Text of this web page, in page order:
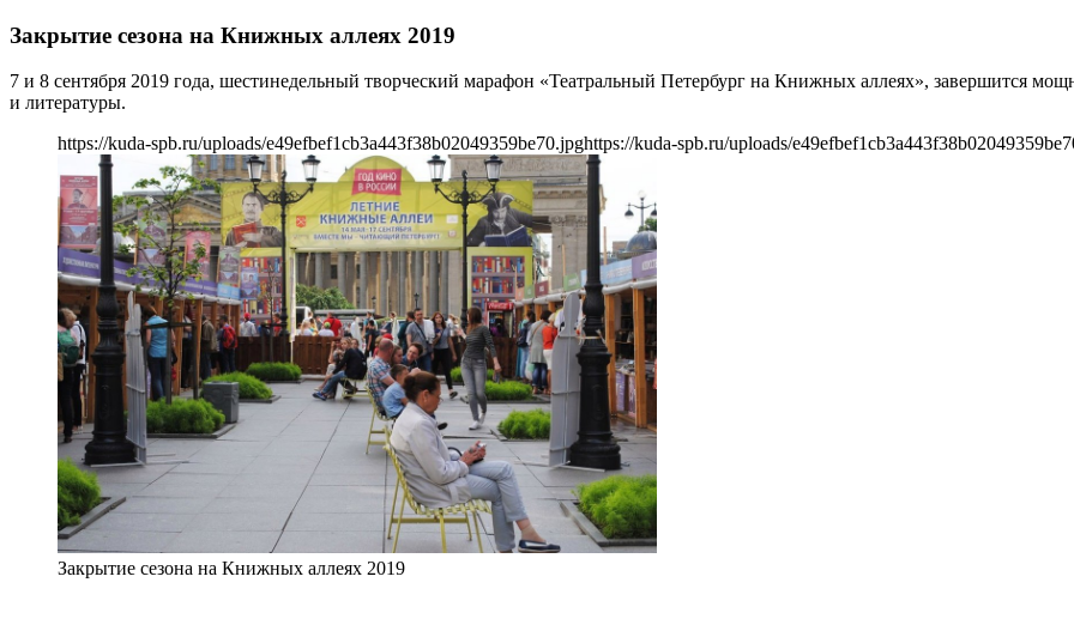
Закрытие сезона на Книжных аллеях 2019
7 и 8 сентября 2019 года, шестинедельный творческий марафон «Театральный Петербург на Книжных аллеях», завершится
и литературы.
https://kuda-spb.ru/uploads/e49efbef1cb3a443f38b02049359be70.jpghttps://kuda-spb.ru/uploads/
Закрытие сезона на Книжных аллеях 2019